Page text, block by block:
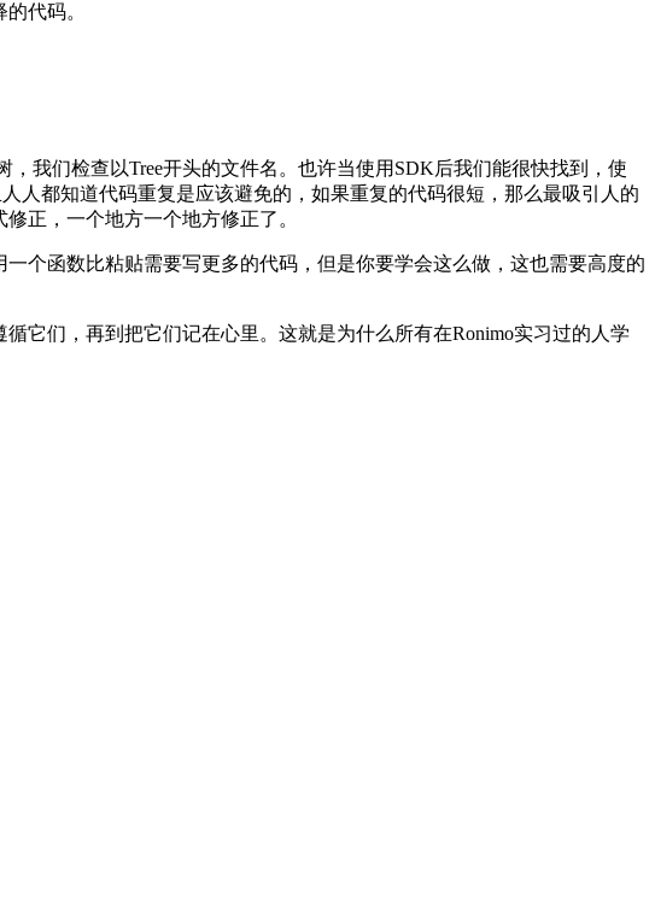
代码。
我们检查以Tree开头的文件名。也许当使用SDK后我们能很快找到，使
人都知道代码重复是应该避免的，如果重复的代码很短，那么最吸引人的
正，一个地方一个地方修正了。
个函数比粘贴需要写更多的代码，但是你要学会这么做，这也需要高度的
它们，再到把它们记在心里。这就是为什么所有在Ronimo实习过的人学